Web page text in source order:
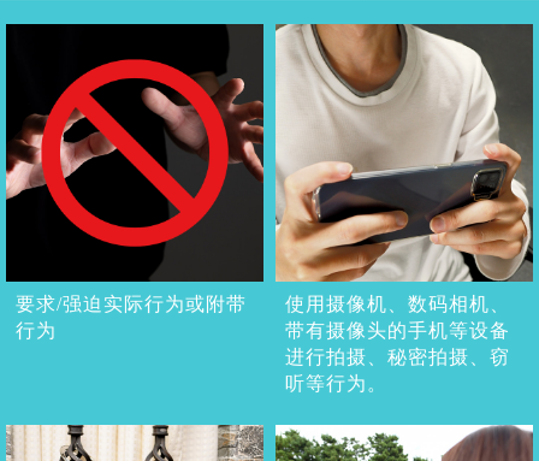
要求/强迫实际行为或附带
行为
使用摄像机、数码相机、
带有摄像头的手机等设备
进行拍摄、秘密拍摄、窃
听等行为。